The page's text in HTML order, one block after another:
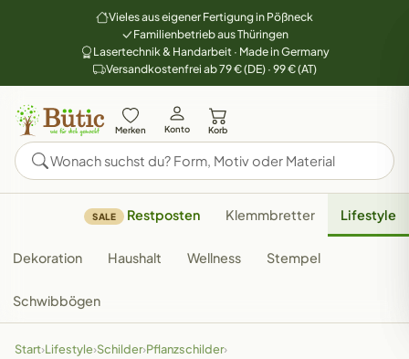
Vieles aus eigener Fertigung in Pößneck
Familienbetrieb aus Thüringen
Lasertechnik & Handarbeit · Made in Germany
Versandkostenfrei ab 79 € (DE) · 99 € (AT)
Merken Konto Korb
SALE Restposten Klemmbretter Lifestyle
Dekoration Haushalt Wellness Stempel
Schwibbögen
Start›Lifestyle›Schilder›Pflanzschilder›